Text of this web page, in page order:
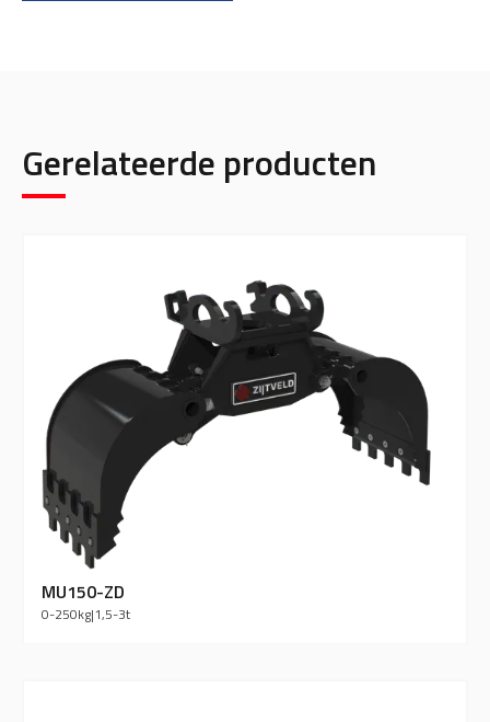
Gerelateerde producten
MU150-ZD
0-250kg|1,5-3t